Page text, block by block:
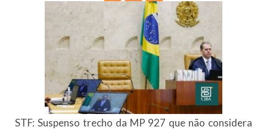
STF: Suspenso trecho da MP 927 que não considera